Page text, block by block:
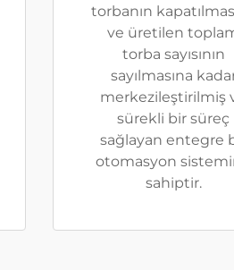
torbanın
ve üretilen
torba sayısının
sayılmasına
merkezileştirilmiş
sürekli bir süreç
sağlayan entegre
otomasyon
sahiptir.